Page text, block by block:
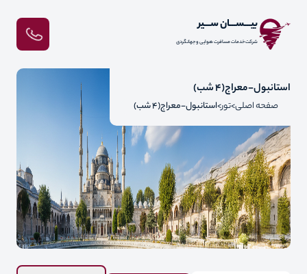
بیـــســـان ســـیر
شرکت خدمات مسافرت هوایی و جهانگردی
استانبول-معراج(4 شب)
صفحه اصلی تور استانبول-معراج(4 شب)